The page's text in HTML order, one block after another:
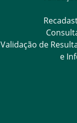
Validação de
e